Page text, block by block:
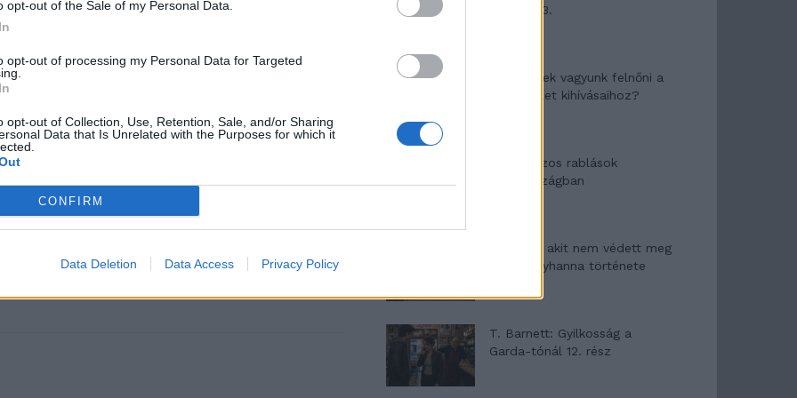
opt-out of the Sale of my Personal Data.
opt-out of processing my Personal Data for Targeted
opt-out of Collection, Use, Retention, Sale, and/or Sharing
Data that Is Unrelated with the Purposes for which it
CONFIRM
Data Deletion Data Access Privacy Policy
életéről. Hagyjuk, hogy a sajátunk
de legalább ne befolyásolja másé. Ez
másodpercben elhiteti velünk, hogy többre
mi vagyunk a hibásak, miközben látjuk, hogy nem
is közrejátszik kudarcainkban.
álarcát.Azoknak kell lennünk, akik vagyunk.
feladat egy új év kezdetén, vagy a gazdagság és a
utána jöhet, az már mind ajándék lenne.
mítosza 3.
Képtelenek vagyunk felnőni a
felnőtt élet kihívásaihoz?
Altatógázos rablások
Olaszországban
A kislány, akit nem védett meg
senki – Lyhanna története
T. Barnett: Gyilkosság a
Garda-tónál 12. rész